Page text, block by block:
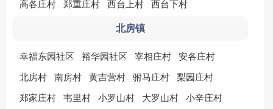
高各庄村 郑重庄村 西台上村 西台下村
北房镇
幸福东园社区 裕华园社区 宰相庄村 安各庄村
北房村 南房村 黄吉营村 驸马庄村 梨园庄村
郑家庄村 韦里村 小罗山村 大罗山村 小辛庄村